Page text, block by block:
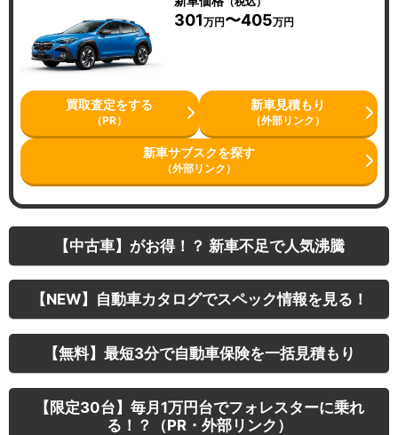
301万円〜405万円
買取査定をする
（PR）
新車見積もり
（外部リンク）
新車サブスクを探す
（外部リンク）
【中古車】がお得！？ 新車不足で人気沸騰
【NEW】自動車カタログでスペック情報を見る！
【無料】最短3分で自動車保険を一括見積もり
【限定30台】毎月1万円台でフォレスターに乗れ
る！？（PR・外部リンク）